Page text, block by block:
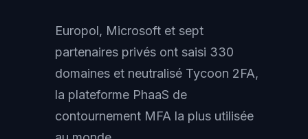
Europol, Microsoft et sept
partenaires privés ont saisi 330
domaines et neutralisé Tycoon 2FA,
la plateforme PhaaS de
contournement MFA la plus utilisée